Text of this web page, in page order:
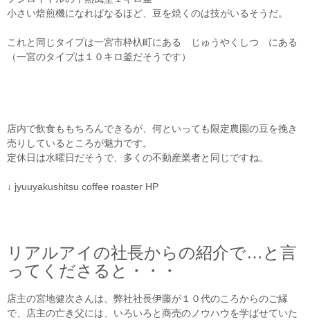
小さい焙煎機になればなるほど、豆を焼くのは技がいるそうだ。
これと同じタイプは一宮市枠杁町にある じゅうやくしつ にある
（一宮のタイプは１０キロ釜だそうです）
店内で飲食ももちろんできるが、何といっても限定農園の豆を挽き
売りしているところが魅力です。
定休日は水曜日だそうで、多くの不動産業者と同じですね。
↓ jyuuyakushitsu coffee roaster HP
リアルアイの社長からの紹介で…と言
ってくださると・・・
店主の宮地健次さんは、弊社社長伊藤が１０代のころからのご縁
で、店主の亡き父には、いろいろと商売のノウハウを学ばせていた